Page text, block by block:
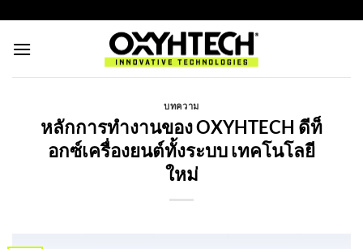
ไป
ยัง
เนื้อหา
บทความ
หลักการทำงานของ OXYHTECH ดีท็
อกซ์เครื่องยนต์ทั้งระบบ เทคโนโลยี
ใหม่